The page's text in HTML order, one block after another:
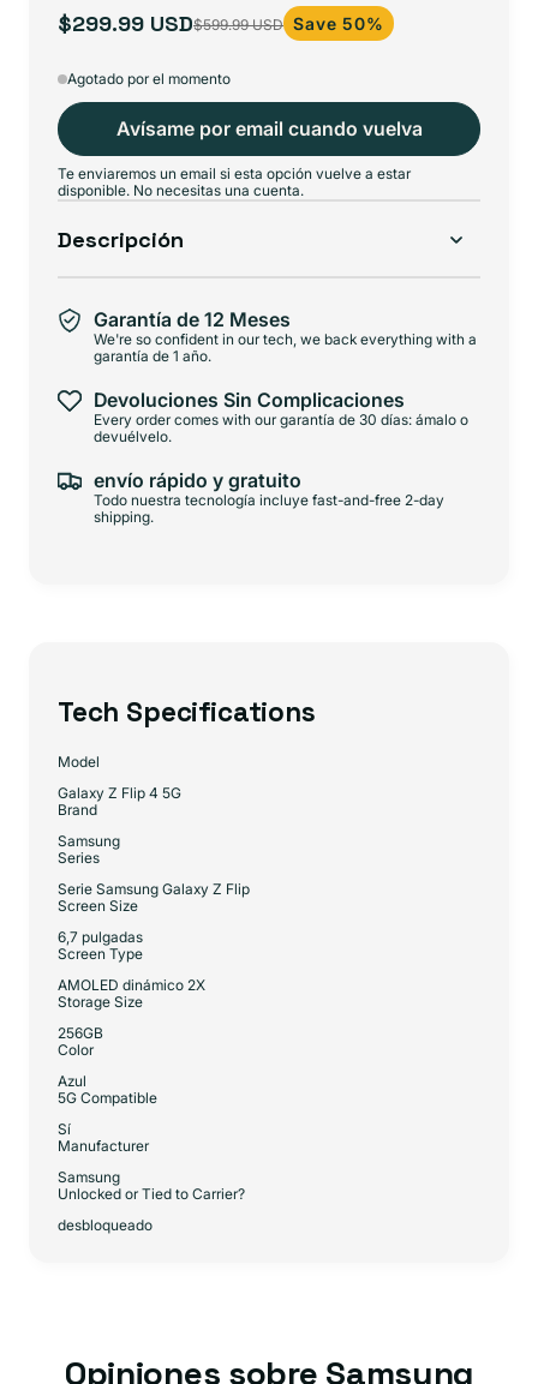
Precio
oferta
$299.99 USD
Precio
$599.99 USD Save 50%
Agotado por el momento
Avísame por email cuando vuelva
Te enviaremos un email si esta opción vuelve a estar
disponible. No necesitas una cuenta.
Descripción
Garantía de 12 Meses
We're so confident in our tech, we back everything with a
garantía de 1 año.
Devoluciones Sin Complicaciones
Every order comes with our garantía de 30 días: ámalo o
devuélvelo.
envío rápido y gratuito
Todo nuestra tecnología incluye fast-and-free 2-day
shipping.
Tech Specifications
Model
Galaxy Z Flip 4 5G
Brand
Samsung
Series
Serie Samsung Galaxy Z Flip
Screen Size
6,7 pulgadas
Screen Type
AMOLED dinámico 2X
Storage Size
256GB
Color
Azul
5G Compatible
Sí
Manufacturer
Samsung
Unlocked or Tied to Carrier?
desbloqueado
Opiniones sobre Samsung